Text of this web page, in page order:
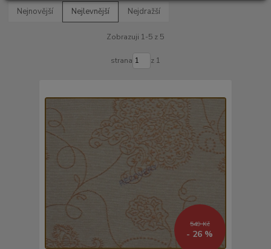
Nejnovější Nejlevnější Nejdražší
Zobrazuji 1-5 z 5
strana z 1
549 Kč
- 26 %